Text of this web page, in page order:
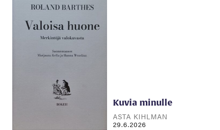
Kuvia minulle
ASTA KIHLMAN
29.6.2026